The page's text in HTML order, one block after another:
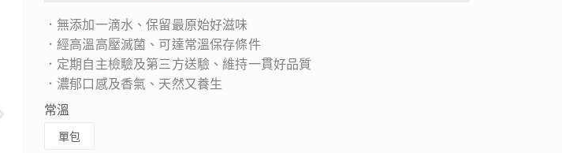
．無添加一滴水、保留最原始好滋味
．經高溫高壓滅菌、可達常溫保存條件
．定期自主檢驗及第三方送驗、維持一貫好品質
．濃郁口感及香氣、天然又養生
常溫
單包